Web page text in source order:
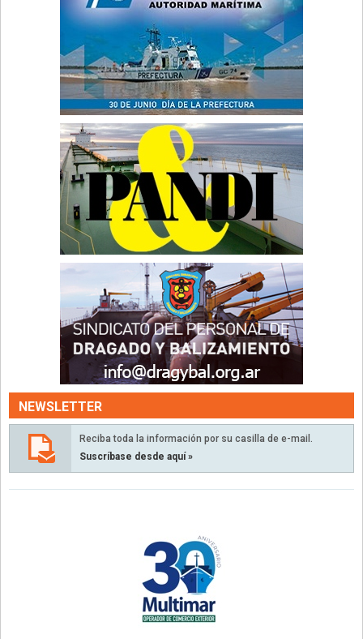
NEWSLETTER
Reciba toda la información por su casilla de e-mail.
Suscríbase desde aquí »